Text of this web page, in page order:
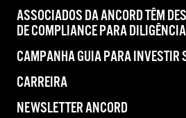
ASSOCIADOS DA ANCORD TÊM
DE COMPLIANCE PARA
CAMPANHA GUIA PARA INVESTIR
CARREIRA
NEWSLETTER ANCORD